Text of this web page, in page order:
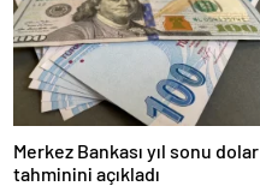
Merkez Bankası yıl sonu dolar
tahminini açıkladı